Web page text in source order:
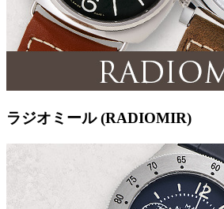
ラジオミール (RADIOMIR)